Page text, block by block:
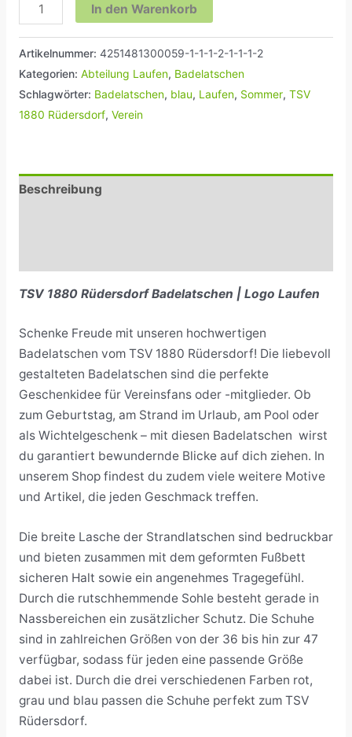
In den Warenkorb
Artikelnummer: 4251481300059-1-1-1-2-1-1-1-2
Kategorien: Abteilung Laufen, Badelatschen
Schlagwörter: Badelatschen, blau, Laufen, Sommer, TSV
1880 Rüdersdorf, Verein
Beschreibung
TSV 1880 Rüdersdorf Badelatschen | Logo Laufen
Schenke Freude mit unseren hochwertigen
Badelatschen vom TSV 1880 Rüdersdorf! Die liebevoll
gestalteten Badelatschen sind die perfekte
Geschenkidee für Vereinsfans oder -mitglieder. Ob
zum Geburtstag, am Strand im Urlaub, am Pool oder
als Wichtelgeschenk – mit diesen Badelatschen wirst
du garantiert bewundernde Blicke auf dich ziehen. In
unserem Shop findest du zudem viele weitere Motive
und Artikel, die jeden Geschmack treffen.
Die breite Lasche der Strandlatschen sind bedruckbar
und bieten zusammen mit dem geformten Fußbett
sicheren Halt sowie ein angenehmes Tragegefühl.
Durch die rutschhemmende Sohle besteht gerade in
Nassbereichen ein zusätzlicher Schutz. Die Schuhe
sind in zahlreichen Größen von der 36 bis hin zur 47
verfügbar, sodass für jeden eine passende Größe
dabei ist. Durch die drei verschiedenen Farben rot,
grau und blau passen die Schuhe perfekt zum TSV
Rüdersdorf.